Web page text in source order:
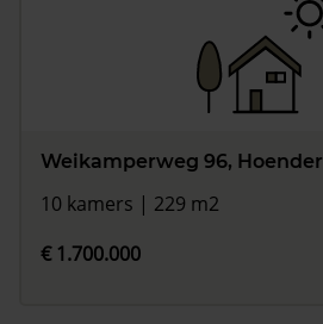
Weikamperweg 96,
10 kamers | 229 m2
€ 1.700.000